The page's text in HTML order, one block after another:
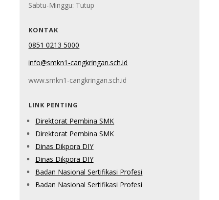
Sabtu-Minggu: Tutup
KONTAK
0851 0213 5000
info@smkn1-cangkringan.sch.id
www.smkn1-cangkringan.sch.id
LINK PENTING
Direktorat Pembina SMK
Direktorat Pembina SMK
Dinas Dikpora DIY
Dinas Dikpora DIY
Badan Nasional Sertifikasi Profesi
Badan Nasional Sertifikasi Profesi